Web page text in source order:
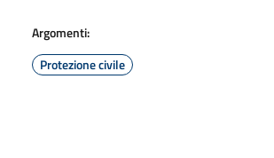
Argomenti:
Protezione civile